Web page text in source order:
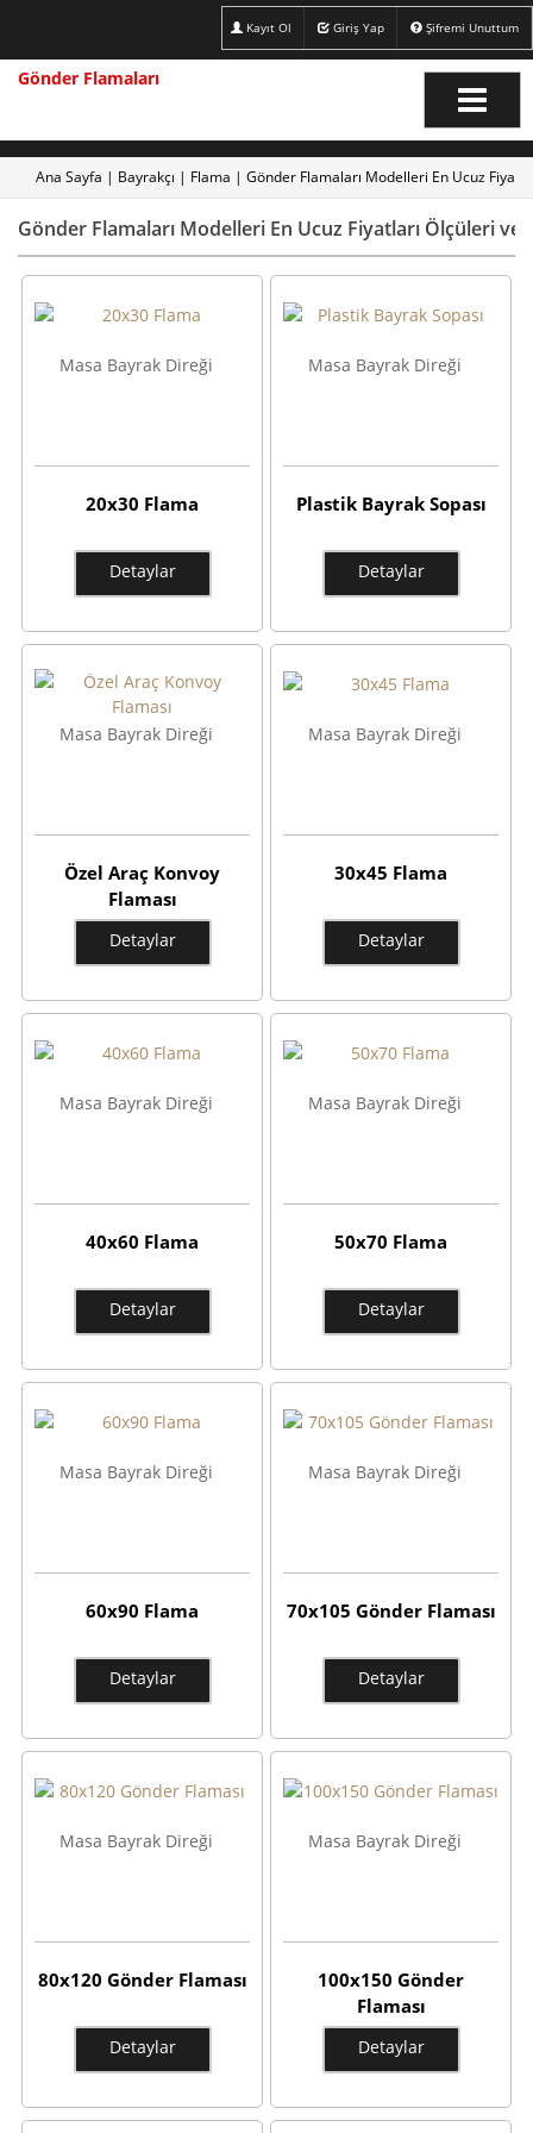
Kayıt Ol Giriş Yap Şifremi Unuttum
Gönder Flamaları
Ana Sayfa | Bayrakçı | Flama | Gönder Flamaları Modelleri En Ucuz
Gönder Flamaları Modelleri En Ucuz Fiyatları Ölçüleri ve
Masa Bayrak Direği
20x30 Flama
Detaylar
Masa Bayrak Direği
Plastik Bayrak Sopası
Detaylar
Masa Bayrak Direği
Özel Araç Konvoy
Flaması
Detaylar
Masa Bayrak Direği
30x45 Flama
Detaylar
Masa Bayrak Direği
40x60 Flama
Detaylar
Masa Bayrak Direği
50x70 Flama
Detaylar
Masa Bayrak Direği
60x90 Flama
Detaylar
Masa Bayrak Direği
70x105 Gönder Flaması
Detaylar
Masa Bayrak Direği
80x120 Gönder Flaması
Detaylar
Masa Bayrak Direği
100x150 Gönder
Flaması
Detaylar